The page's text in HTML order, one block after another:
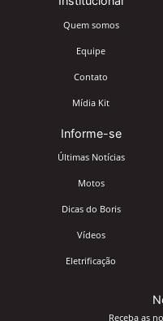
Quem somos
Equipe
Contato
Mídia Kit
Informe-se
Últimas Notícias
Motos
Dicas do Boris
Vídeos
Eletrificação
Receba as